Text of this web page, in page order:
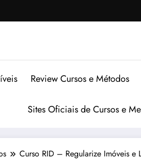
Review Cursos e Métodos
Sites Oficiais de Cursos e
Curso RID – Regularize Imóveis e